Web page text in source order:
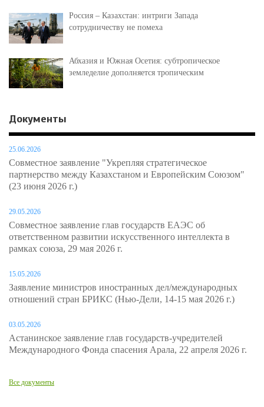
Россия – Казахстан: интриги Запада
сотрудничеству не помеха
Абхазия и Южная Осетия: субтропическое
земледелие дополняется тропическим
Документы
25.06.2026
Совместное заявление "Укрепляя стратегическое
партнерство между Казахстаном и Европейским Союзом"
(23 июня 2026 г.)
29.05.2026
Совместное заявление глав государств ЕАЭС об
ответственном развитии искусственного интеллекта в
рамках союза, 29 мая 2026 г.
15.05.2026
Заявление министров иностранных дел/международных
отношений стран БРИКС (Нью-Дели, 14-15 мая 2026 г.)
03.05.2026
Астанинское заявление глав государств-учредителей
Международного Фонда спасения Арала, 22 апреля 2026 г.
Все документы